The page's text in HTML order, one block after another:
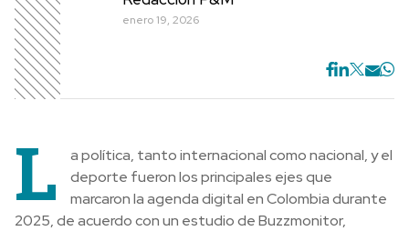
enero 19, 2026
L
a política, tanto internacional como nacional, y el
deporte fueron los principales ejes que
marcaron la agenda digital en Colombia durante
2025, de acuerdo con un estudio de Buzzmonitor,